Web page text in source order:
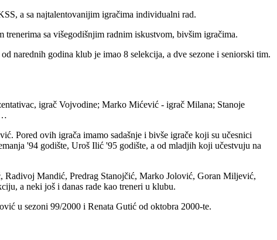
a sa najtalentovanijim igračima individualni rad.
sa višegodišnjim radnim iskustvom, bivšim igračima.
narednih godina klub je imao 8 selekcija, a dve sezone i seniorski tim.
igrač Vojvodine; Marko Mićević - igrač Milana; Stanoje
Pored ovih igrača imamo sadašnje i bivše igrače koji su učesnici
'94 godište, Uroš Ilić '95 godište, a od mladjih koji učestvuju na
Mandić, Predrag Stanojčić, Marko Jolović, Goran Miljević,
a neki još i danas rade kao treneri u klubu.
u sezoni 99/2000 i Renata Gutić od oktobra 2000-te.